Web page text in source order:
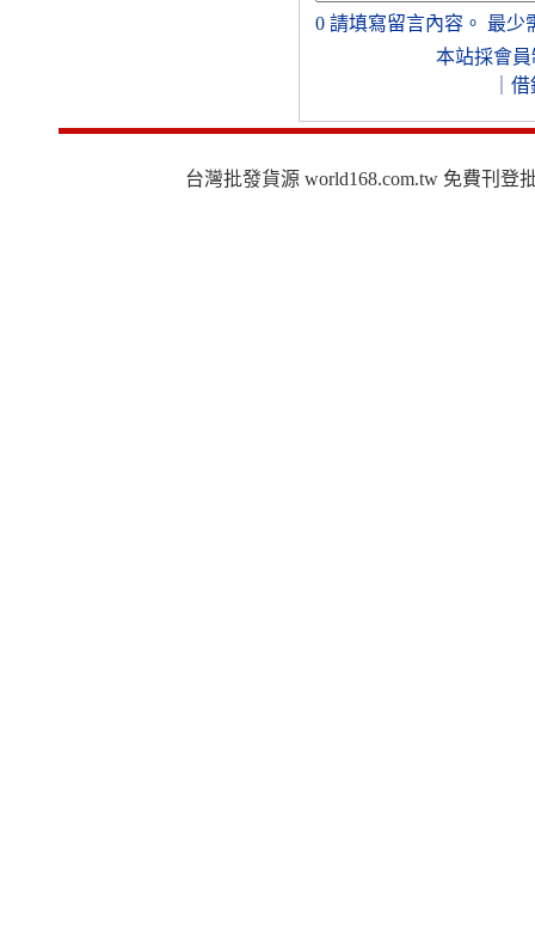
0 請填寫留言內容。 最少
本站採會員
借
台灣批發貨源 world168.com.tw 免費刊登